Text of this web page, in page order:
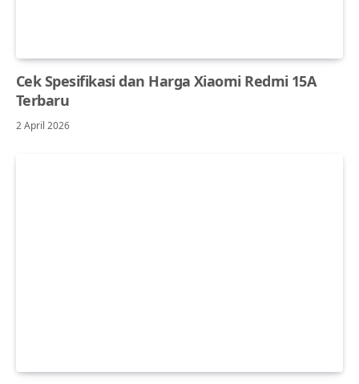
Cek Spesifikasi dan Harga Xiaomi Redmi 15A
Terbaru
2 April 2026